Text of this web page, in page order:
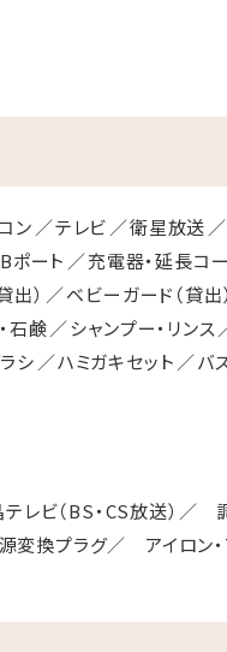
ン テレビ 衛星放送
ポート 充電器・延長コー
出） ベビーガード（貸出）
石鹸 シャンプー・リンス
シ ハミガキセット バ
レビ（BS・CS放送）／
換プラグ／ アイロン・